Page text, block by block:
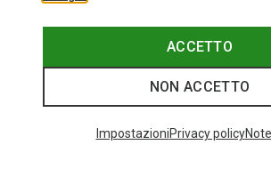
ACCETTO
NON ACCETTO
ImpostazioniPrivacy policy